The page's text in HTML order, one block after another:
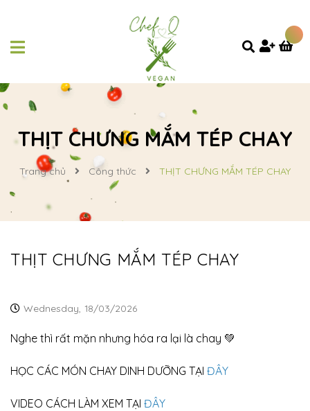
THỊT CHƯNG MẮM TÉP CHAY
Trang chủ Công thức THỊT CHƯNG MẮM TÉP CHAY
THỊT CHƯNG MẮM TÉP CHAY
Wednesday, 18/03/2026
Nghe thì rất mặn nhưng hóa ra lại là chay 💚
HỌC CÁC MÓN CHAY DINH DƯỠNG TẠI ĐÂY
VIDEO CÁCH LÀM XEM TẠI ĐÂY